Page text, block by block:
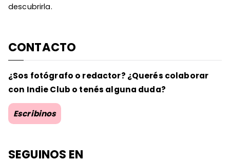
descubrirla.
CONTACTO
¿Sos fotógrafo o redactor? ¿Querés colaborar
con Indie Club o tenés alguna duda?
Escribinos
SEGUINOS EN